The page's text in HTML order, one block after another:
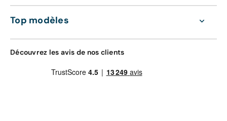
Top modèles
Découvrez les avis de nos clients